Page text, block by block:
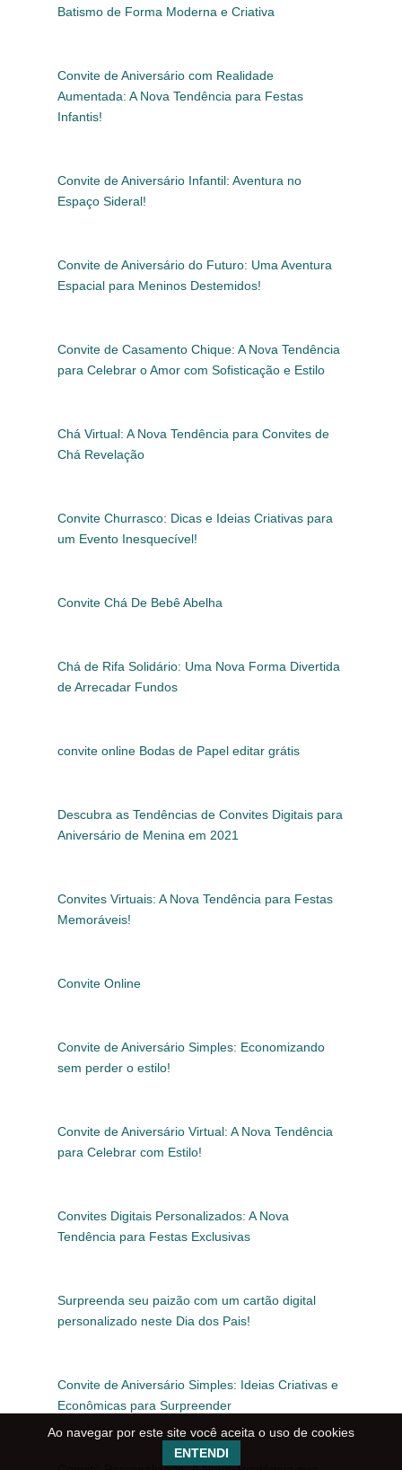
Batismo de Forma Moderna e Criativa
Convite de Aniversário com Realidade
Aumentada: A Nova Tendência para Festas
Infantis!
Convite de Aniversário Infantil: Aventura no
Espaço Sideral!
Convite de Aniversário do Futuro: Uma Aventura
Espacial para Meninos Destemidos!
Convite de Casamento Chique: A Nova Tendência
para Celebrar o Amor com Sofisticação e Estilo
Chá Virtual: A Nova Tendência para Convites de
Chá Revelação
Convite Churrasco: Dicas e Ideias Criativas para
um Evento Inesquecível!
Convite Chá De Bebê Abelha
Chá de Rifa Solidário: Uma Nova Forma Divertida
de Arrecadar Fundos
convite online Bodas de Papel editar grátis
Descubra as Tendências de Convites Digitais para
Aniversário de Menina em 2021
Convites Virtuais: A Nova Tendência para Festas
Memoráveis!
Convite Online
Convite de Aniversário Simples: Economizando
sem perder o estilo!
Convite de Aniversário Virtual: A Nova Tendência
para Celebrar com Estilo!
Convites Digitais Personalizados: A Nova
Tendência para Festas Exclusivas
Surpreenda seu paizão com um cartão digital
personalizado neste Dia dos Pais!
Convite de Aniversário Simples: Ideias Criativas e
Econômicas para Surpreender
Ao navegar por este site você aceita o uso de cookies
ENTENDI